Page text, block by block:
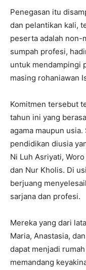
Penegasan itu
dan pelantikan kali,
peserta adalah non-
sumpah profesi,
untuk mendampingi
masing rohaniawan
Komitmen tersebut
tahun ini yang
agama maupun
pendidikan diusia
Ni Luh Asriyati,
dan Nur Kholis. Di
berjuang
sarjana dan profesi.
Mereka yang dari
Maria, Anastasia,
dapat menjadi
memandang